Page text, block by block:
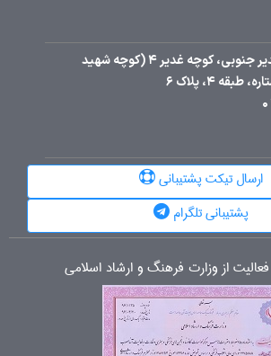
البرز، نظرآباد، الغدیر جنوبی، کوچه غدیر 4 (کوچه شهید
4، پلاک 6
ارسال تیکت پشتیبانی
پشتیبانی تلگرام
از وزارت فرهنگ و ارشاد اسلامی